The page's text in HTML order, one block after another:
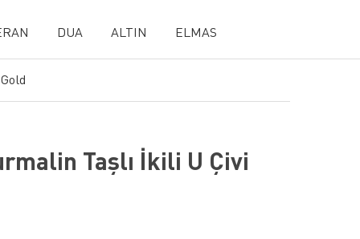
DUA ALTIN ELMAS
Taşlı İkili U Çivi